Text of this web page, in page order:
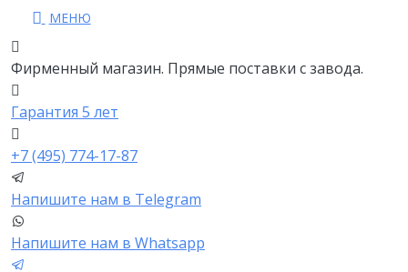
МЕНЮ
Фирменный магазин. Прямые поставки с завода.
Гарантия 5 лет
+7 (495) 774-17-87
Напишите нам в Telegram
Напишите нам в Whatsapp